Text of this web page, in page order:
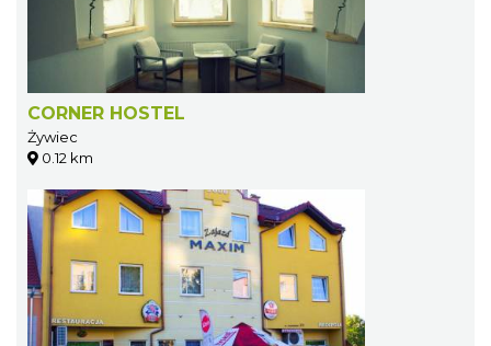
CORNER HOSTEL
Żywiec
0.12 km